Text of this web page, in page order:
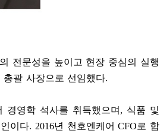
전문성을 높이고 현장 중심의 실행
괄 사장으로 선임했다.
경영학 석사를 취득했으며 , 식품 및
이다. 2016년 천호엔케어CFO로 합